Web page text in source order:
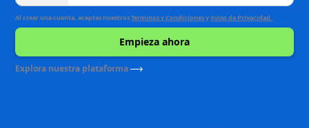
Al crear una cuenta, aceptas nuestrosTerminos y CondicionesyAviso de Privacidad.
Explora nuestra plataforma